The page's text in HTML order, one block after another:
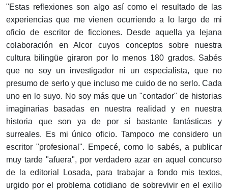
"Estas reflexiones son algo así como el resultado de las
experiencias que me vienen ocurriendo a lo largo de mi
oficio de escritor de ficciones. Desde aquella ya lejana
colaboración en Alcor cuyos conceptos sobre nuestra
cultura bilingüe giraron por lo menos 180 grados. Sabés
que no soy un investigador ni un especialista, que no
presumo de serlo y que incluso me cuido de no serlo. Cada
uno en lo suyo. No soy más que un "contador" de historias
imaginarias basadas en nuestra realidad y en nuestra
historia que son ya de por sí bastante fantásticas y
surreales. Es mi único oficio. Tampoco me considero un
escritor "profesional". Empecé, como lo sabés, a publicar
muy tarde "afuera", por verdadero azar en aquel concurso
de la editorial Losada, para trabajar a fondo mis textos,
urgido por el problema cotidiano de sobrevivir en el exilio